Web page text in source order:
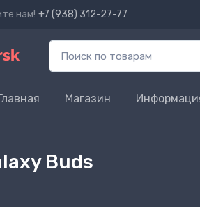
нам! +7 (938) 312-27-77
Магазин
Buds